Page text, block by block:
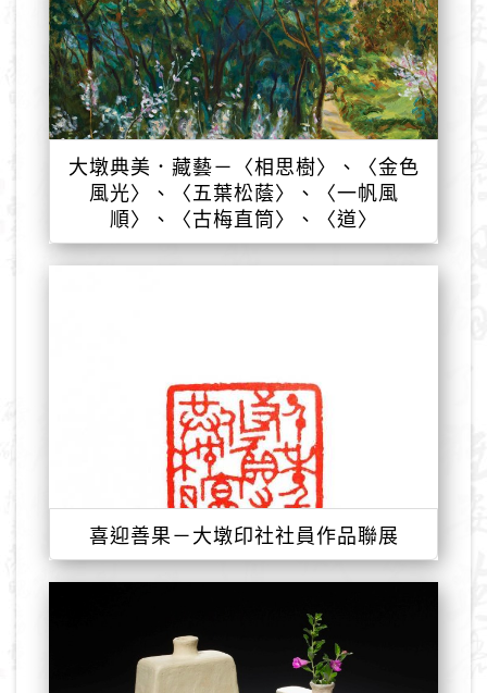
大墩典美．藏藝－〈相思樹〉、〈金色
風光〉、〈五葉松蔭〉、〈一帆風
順〉、〈古梅直筒〉、〈道〉
喜迎善果－大墩印社社員作品聯展